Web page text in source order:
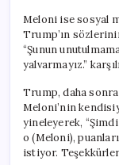
Meloni ise sosyal
Trump’ın
“Şunun
yalvarmayız.”
Trump, daha sonra
Meloni’nin
yineleyerek,
o (Meloni),
istiyor.